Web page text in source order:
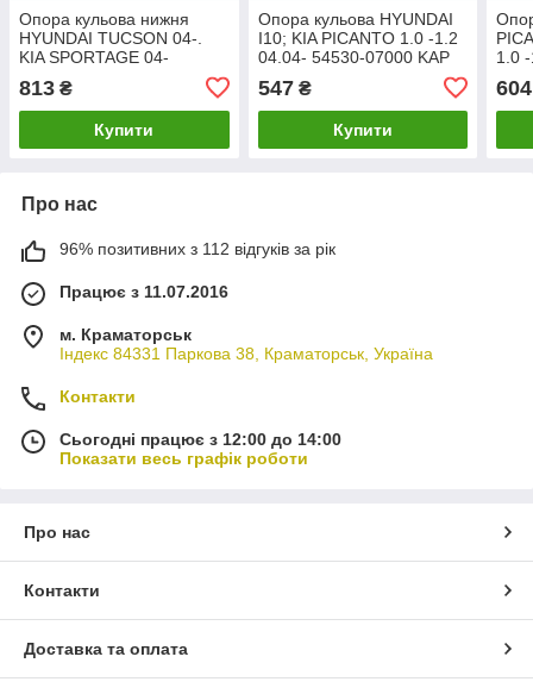
Опора кульова нижня
HYUNDAI TUCSON 04-.
KIA SPORTAGE 04-
ASMETAL 10HY3200
813 ₴
Купити
Опора кульова HYUNDAI
I10; KIA PICANTO 1.0 -1.2
04.04- 54530-07000 KAP
547₴
Купити
1.0
604
Про нас
96% позитивних з 112 відгуків за рік
Працює з 11.07.2016
м. Краматорськ
Індекс 84331 Паркова 38, Краматорськ, Україна
Контакти
Сьогодні працює з 12:00 до 14:00
Показати весь графік роботи
Про нас
Контакти
Доставка та оплата